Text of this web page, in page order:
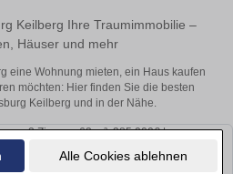
Alle Cookies ablehnen
Keilberg Ihre Traumimmobilie –
Häuser und mehr
eine Wohnung mieten, ein Haus kaufen
möchten: Hier finden Sie die besten
Keilberg und in der Nähe.